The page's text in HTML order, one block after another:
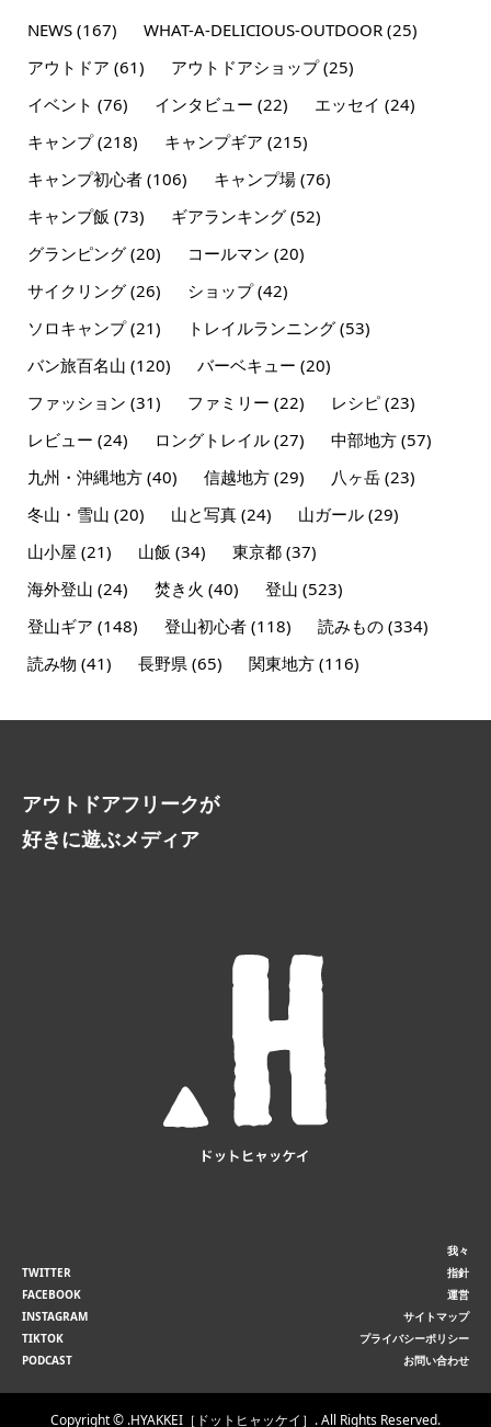
NEWS(167) WHAT-A-DELICIOUS-OUTDOOR(25)
アウトドア (61) アウトドアショップ(25)
イベント (76) インタビュー (22) エッセイ (24)
キャンプ(218) キャンプギア (215)
キャンプ初心者(106) キャンプ場(76)
キャンプ飯 (73) ギアランキング(52)
グランピング(20) コールマン (20)
サイクリング(26) ショップ(42)
ソロキャンプ(21) トレイルランニング(53)
バン旅百名山 (120) バーベキュー (20)
ファッション (31) ファミリー (22) レシピ(23)
レビュー (24) ロングトレイル(27) 中部地方(57)
九州・沖縄地方(40) 信越地方(29) 八ヶ岳(23)
冬山・雪山 (20) 山と写真(24) 山ガール(29)
山小屋 (21) 山飯 (34) 東京都(37)
海外登山 (24) 焚き火 (40) 登山 (523)
登山ギア (148) 登山初心者(118) 読みもの(334)
読み物 (41) 長野県(65) 関東地方(116)
アウトドアフリークが
好きに遊ぶメディア
TWITTER
FACEBOOK
INSTAGRAM
TIKTOK
PODCAST
我々
指針
運営
サイトマップ
プライバシーポリシー
お問い合わせ
Copyright © .HYAKKEI［ドットヒャッケイ］. All Rights Reserved.